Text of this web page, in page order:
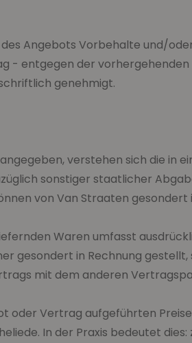
des Angebots Vorbehalte und/
- entgegen der
genehmigt.
verstehen sich die in
sonstiger staatlicher
von Van Straaten
Waren umfasst
gesondert in Rechnung
mit dem anderen
oder Vertrag aufgeführten
In der Praxis bedeutet